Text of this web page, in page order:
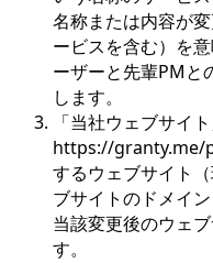
名称または内容が
ービスを含む）を
ーザーと先輩PMと
します。
「当社ウェブサイ
https://granty.me/
するウェブサイト
ブサイトのドメイ
当該変更後のウェ
す。